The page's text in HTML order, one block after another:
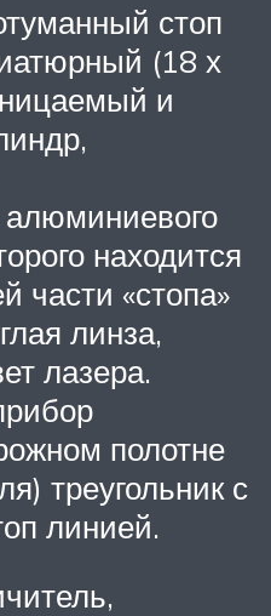
стоп
(18 х
и
алюминиевого
находится
части «стопа»
линза,
лазера.
полотне
треугольник с
линией.